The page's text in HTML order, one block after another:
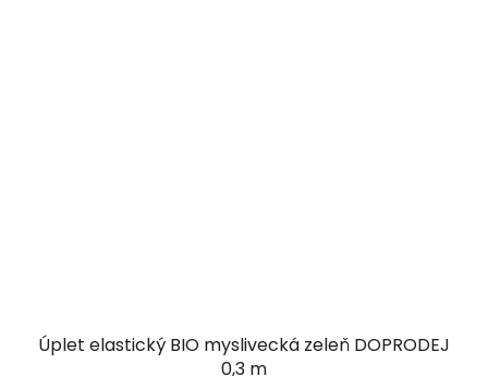
Úplet elastický BIO myslivecká zeleň DOPRODEJ
0,3 m